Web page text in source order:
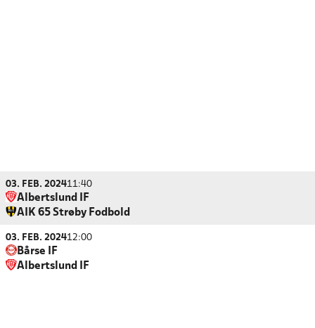
03. FEB. 202411:40
Albertslund IF
AIK 65 Strøby Fodbold
03. FEB. 202412:00
Bårse IF
Albertslund IF